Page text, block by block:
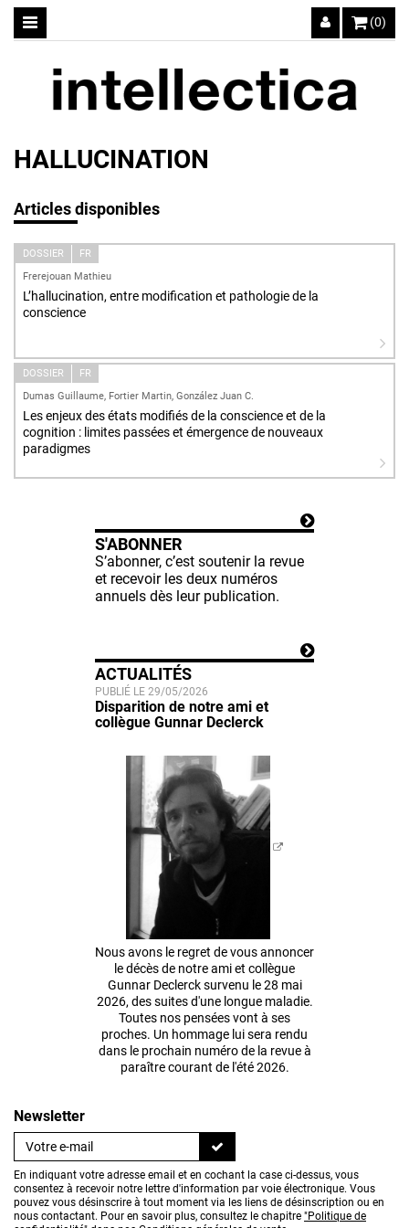
(0)
HALLUCINATION
Articles disponibles
DOSSIER
FR
Frerejouan Mathieu
L’hallucination, entre modification et pathologie de la
conscience
DOSSIER
FR
Dumas Guillaume, Fortier Martin, González Juan C.
Les enjeux des états modifiés de la conscience et de la
cognition : limites passées et émergence de nouveaux
paradigmes
S'ABONNER
S’abonner, c’est soutenir la revue
et recevoir les deux numéros
annuels dès leur publication.
ACTUALITÉS
PUBLIÉ LE 29/05/2026
Disparition de notre ami et
collègue Gunnar Declerck
Nous avons le regret de vous annoncer
le décès de notre ami et collègue
Gunnar Declerck survenu le 28 mai
2026, des suites d'une longue maladie.
Toutes nos pensées vont à ses
proches. Un hommage lui sera rendu
dans le prochain numéro de la revue à
paraître courant de l'été 2026.
Newsletter
En indiquant votre adresse email et en cochant la case ci-dessus, vous
consentez à recevoir notre lettre d'information par voie électronique. Vous
pouvez vous désinscrire à tout moment via les liens de désinscription ou en
nous contactant. Pour en savoir plus, consultez le chapitre "Politique de